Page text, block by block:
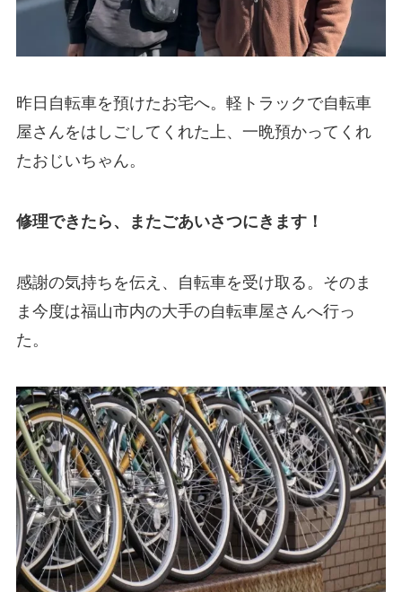
昨日自転車を預けたお宅へ。軽トラックで自転車
屋さんをはしごしてくれた上、一晩預かってくれ
たおじいちゃん。
修理できたら、またごあいさつにきます！
感謝の気持ちを伝え、自転車を受け取る。そのま
ま今度は福山市内の大手の自転車屋さんへ行っ
た。